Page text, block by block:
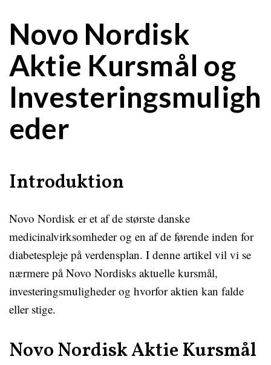
Novo Nordisk
Aktie Kursmål og
Investeringsmuligh
eder
Introduktion
Novo Nordisk er et af de største danske
medicinalvirksomheder og en af de førende inden for
diabetespleje på verdensplan. I denne artikel vil vi se
nærmere på Novo Nordisks aktuelle kursmål,
investeringsmuligheder og hvorfor aktien kan falde
eller stige.
Novo Nordisk Aktie Kursmål